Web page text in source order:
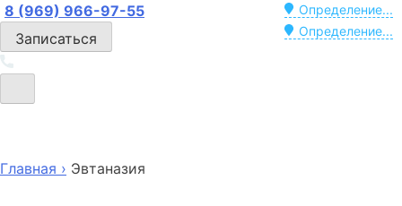
Определение...
8 (969) 966-97-55
Определение...
Записаться
Главная › Эвтаназия